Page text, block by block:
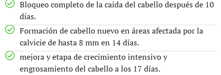
Bloqueo completo de la caída del cabello después de 10
días.
Formación de cabello nuevo en áreas afectada por la
calvicie de hasta 8 mm en 14 días.
mejora y etapa de crecimiento intensivo y
engrosamiento del cabello a los 17 días.